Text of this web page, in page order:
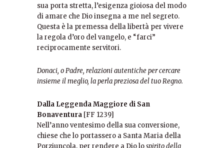
sua porta stretta, l’esigenza gioiosa del modo
di amare che Dio insegna a me nel segreto.
Questa è la premessa della libertà per vivere
la regola d’oro del vangelo, e “farci”
reciprocamente servitori.
Donaci, o Padre, relazioni autentiche per cercare
insieme il meglio, la perla preziosa del tuo Regno.
Dalla Leggenda Maggiore di San
Bonaventura [FF 1239]
Nell’anno ventesimo della sua conversione,
chiese che lo portassero a Santa Maria della
Porziuncola, per rendere a Dio lospirito della